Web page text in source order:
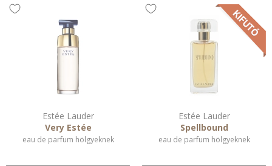
Estée Lauder
Very Estée
eau de parfum hölgyeknek
Estée Lauder
Spellbound
eau de parfum hölgyeknek